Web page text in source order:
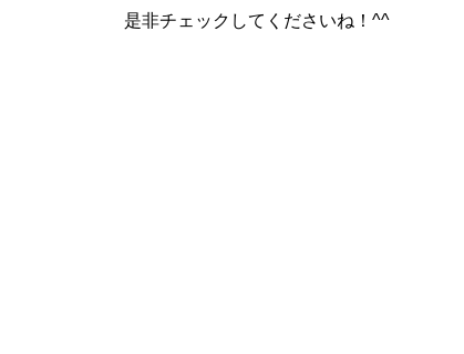
是非チェックしてくださいね！^^